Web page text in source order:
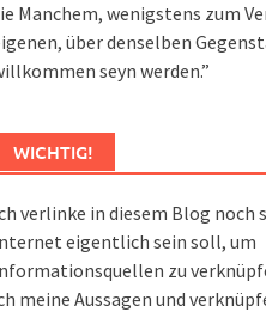
Manchem, wenigstens zum
über denselben
seyn werden.”
WICHTIG!
verlinke in diesem Blog noch
eigentlich sein soll, um
zu
meine Aussagen und